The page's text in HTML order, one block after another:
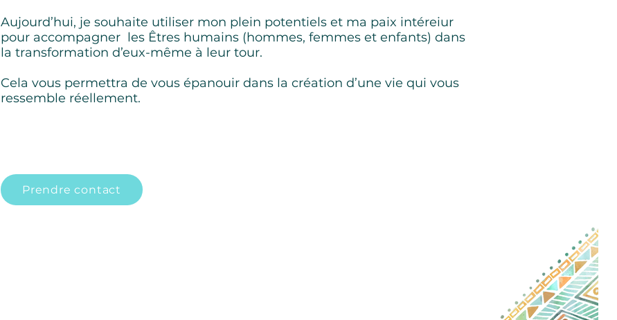
Aujourd’hui, je souhaite utiliser mon plein potentiels et ma paix intéreiur
pour accompagner les Êtres humains (hommes, femmes et enfants) dans
la transformation d’eux-même à leur tour.
Cela vous permettra de vous épanouir dans la création d’une vie qui vous
ressemble réellement.
Prendre contact